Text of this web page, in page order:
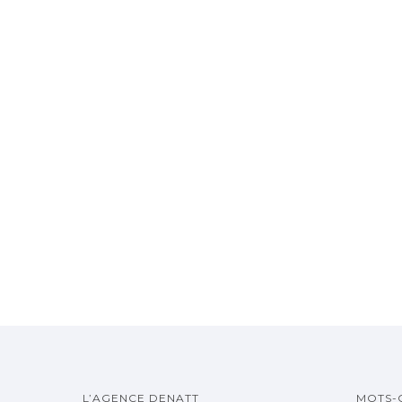
L’AGENCE DENATT MOTS-